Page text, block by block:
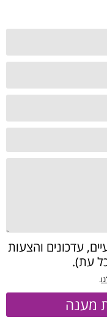
עדכונים והצעות
עת).
.
מענה